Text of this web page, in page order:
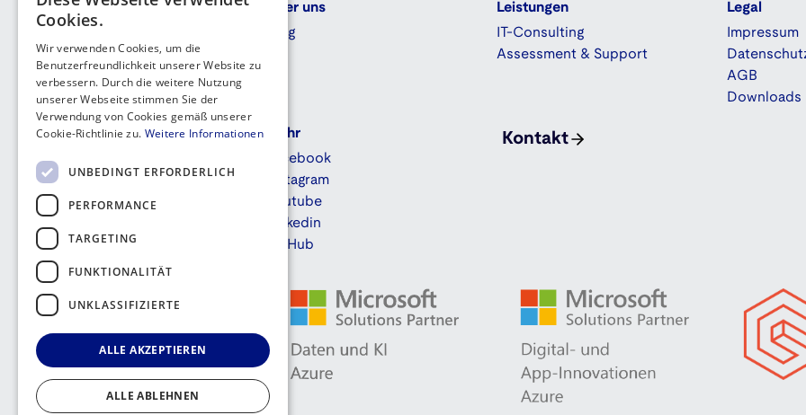
Kontaktdaten
55118 Mainz
info@madafa.de
Über uns
Blog
Leistungen
IT-Consulting
Assessment & Support
Legal
Impressum
AGB
Downloads
Bürozeiten
Montag bis Donnerstag:
9:00 - 17:00 Uhr MEZ
9:30 - 14:00 Uhr MEZ
Mehr
Facebook
Instagram
Youtube
Linkedin
GitHub
Kontakt
Cookies.
Wir verwenden Cookies, um die
Benutzerfreundlichkeit unserer Website zu
verbessern. Durch die weitere Nutzung
unserer Webseite stimmen Sie der
Verwendung von Cookies gemäß unserer
Cookie-Richtlinie zu. Weitere Informationen
UNBEDINGT ERFORDERLICH
PERFORMANCE
TARGETING
FUNKTIONALITÄT
UNKLASSIFIZIERTE
ALLE AKZEPTIEREN
ALLE ABLEHNEN